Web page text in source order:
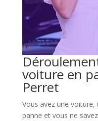
voiture en
Perret
Vous avez une
panne et vous ne